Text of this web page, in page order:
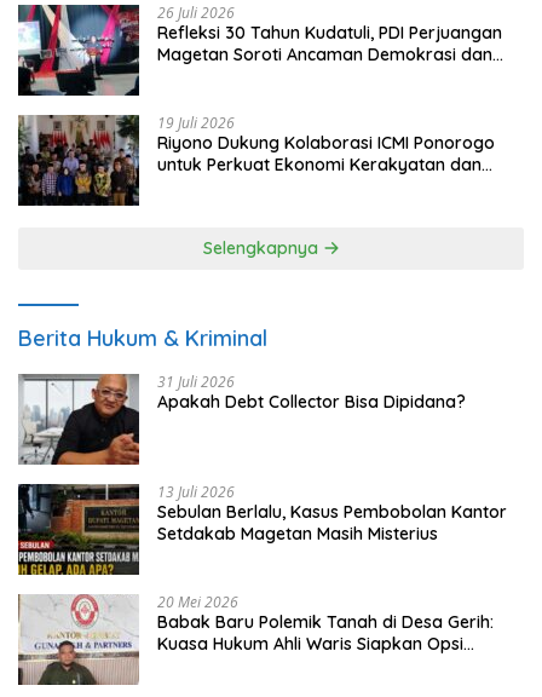
26 Juli 2026
Refleksi 30 Tahun Kudatuli, PDI Perjuangan
Magetan Soroti Ancaman Demokrasi dan
19 Juli 2026
Riyono Dukung Kolaborasi ICMI Ponorogo
untuk Perkuat Ekonomi Kerakyatan dan
Selengkapnya
Berita Hukum & Kriminal
31 Juli 2026
Apakah Debt Collector Bisa Dipidana?
13 Juli 2026
Sebulan Berlalu, Kasus Pembobolan Kantor
Setdakab Magetan Masih Misterius
20 Mei 2026
Babak Baru Polemik Tanah di Desa Gerih:
Kuasa Hukum Ahli Waris Siapkan Opsi